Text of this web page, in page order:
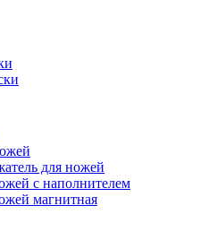
для ножей
с наполнителем
магнитная